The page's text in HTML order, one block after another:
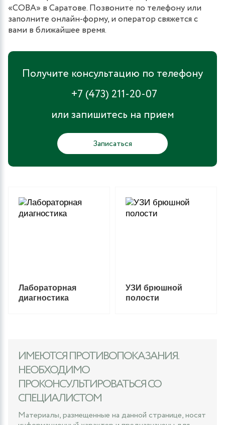
«СОВА» в Саратове. Позвоните по телефону или
заполните онлайн-форму, и оператор свяжется с
вами в ближайшее время.
Получите консультацию по телефону
+7 (473) 211-20-07
или запишитесь на прием
Записаться
Лабораторная
диагностика
УЗИ брюшной
полости
ИМЕЮТСЯ ПРОТИВОПОКАЗАНИЯ.
НЕОБХОДИМО
ПРОКОНСУЛЬТИРОВАТЬСЯ СО
СПЕЦИАЛИСТОМ
Материалы, размещенные на данной странице, носят